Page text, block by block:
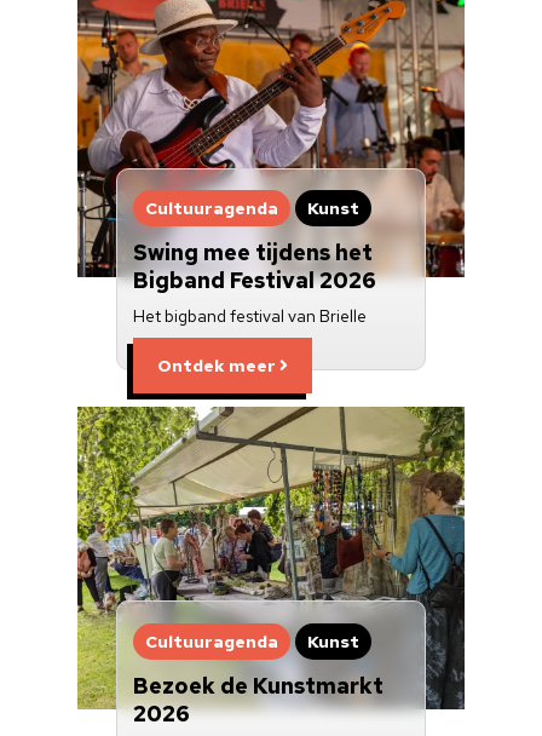
Cultuuragenda Kunst
Swing mee tijdens het
Bigband Festival 2026
Het bigband festival van Brielle
Ontdek meer
Cultuuragenda Kunst
Bezoek de Kunstmarkt
2026